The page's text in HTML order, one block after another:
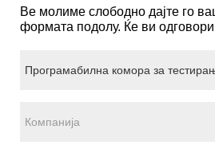
Ве молиме слободно дајте го
формата подолу. Ќе ви